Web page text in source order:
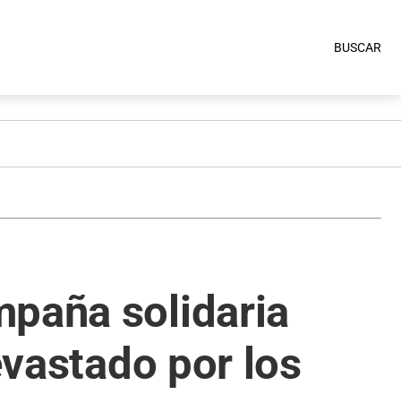
BUSCAR
solidaria
por los